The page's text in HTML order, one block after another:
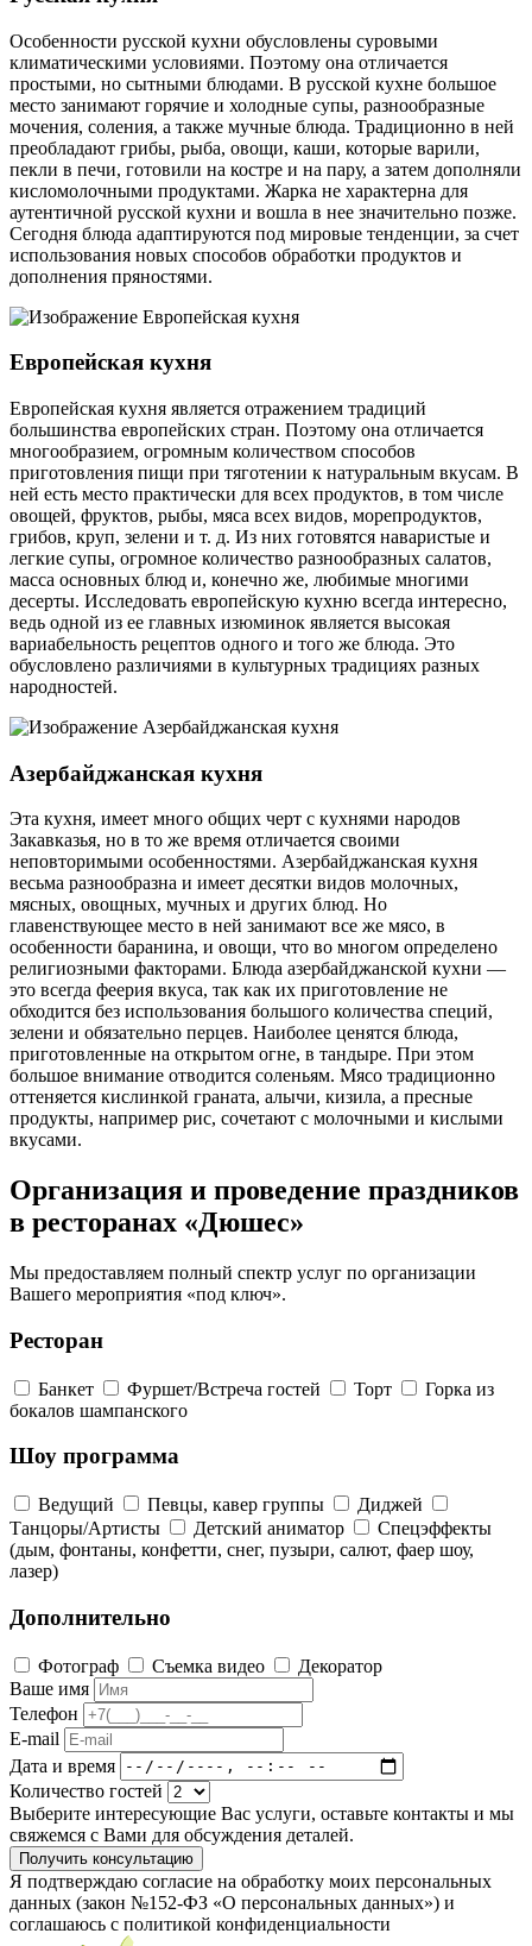
Особенности русской кухни обусловлены суровыми
климатическими условиями. Поэтому она отличается
простыми, но сытными блюдами. В русской кухне большое
место занимают горячие и холодные супы, разнообразные
мочения, соления, а также мучные блюда. Традиционно в ней
преобладают грибы, рыба, овощи, каши, которые варили,
пекли в печи, готовили на костре и на пару, а затем дополняли
кисломолочными продуктами. Жарка не характерна для
аутентичной русской кухни и вошла в нее значительно позже.
Сегодня блюда адаптируются под мировые тенденции, за счет
использования новых способов обработки продуктов и
дополнения пряностями.
Европейская кухня
Европейская кухня является отражением традиций
большинства европейских стран. Поэтому она отличается
многообразием, огромным количеством способов
приготовления пищи при тяготении к натуральным вкусам. В
ней есть место практически для всех продуктов, в том числе
овощей, фруктов, рыбы, мяса всех видов, морепродуктов,
грибов, круп, зелени и т. д. Из них готовятся наваристые и
легкие супы, огромное количество разнообразных салатов,
масса основных блюд и, конечно же, любимые многими
десерты. Исследовать европейскую кухню всегда интересно,
ведь одной из ее главных изюминок является высокая
вариабельность рецептов одного и того же блюда. Это
обусловлено различиями в культурных традициях разных
народностей.
Азербайджанская кухня
Эта кухня, имеет много общих черт с кухнями народов
Закавказья, но в то же время отличается своими
неповторимыми особенностями. Азербайджанская кухня
весьма разнообразна и имеет десятки видов молочных,
мясных, овощных, мучных и других блюд. Но
главенствующее место в ней занимают все же мясо, в
особенности баранина, и овощи, что во многом определено
религиозными факторами. Блюда азербайджанской кухни —
это всегда феерия вкуса, так как их приготовление не
обходится без использования большого количества специй,
зелени и обязательно перцев. Наиболее ценятся блюда,
приготовленные на открытом огне, в тандыре. При этом
большое внимание отводится соленьям. Мясо традиционно
оттеняется кислинкой граната, алычи, кизила, а пресные
продукты, например рис, сочетают с молочными и кислыми
вкусами.
Организация и проведение праздников
в ресторанах «Дюшес»
Мы предоставляем полный спектр услуг по организации
Вашего мероприятия «под ключ».
Ресторан
Банкет Фуршет/Встреча гостей Торт
Горка из
бокалов шампанского
Шоу программа
Ведущий Певцы, кавер группы
Диджей
Танцоры/Артисты
Детский аниматор
Спецэффекты
(дым, фонтаны, конфетти, снег, пузыри, салют, фаер шоу,
лазер)
Дополнительно
Фотограф Съемка видео
Декоратор
Ваше имя
Телефон
E-mail
Дата и время
Количество гостей
Выберите интересующие Вас услуги, оставьте контакты и мы
свяжемся с Вами для обсуждения деталей.
Получить консультацию
Я подтверждаю согласие на обработку моих персональных
данных (закон №152-ФЗ «О персональных данных») и
соглашаюсь с политикой конфиденциальности